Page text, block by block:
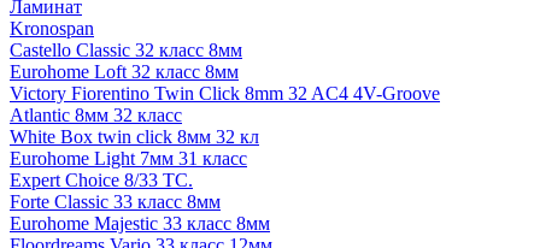
Ламинат
Kronospan
Castello Classic 32 класс 8мм
Eurohome Loft 32 класс 8мм
Victory Fiorentino Twin Click 8mm 32 AC4 4V-Groove
Atlantic 8мм 32 класс
White Box twin click 8мм 32 кл
Eurohome Light 7мм 31 класс
Expert Choice 8/33 TC.
Forte Classic 33 класс 8мм
Eurohome Majestic 33 класс 8мм